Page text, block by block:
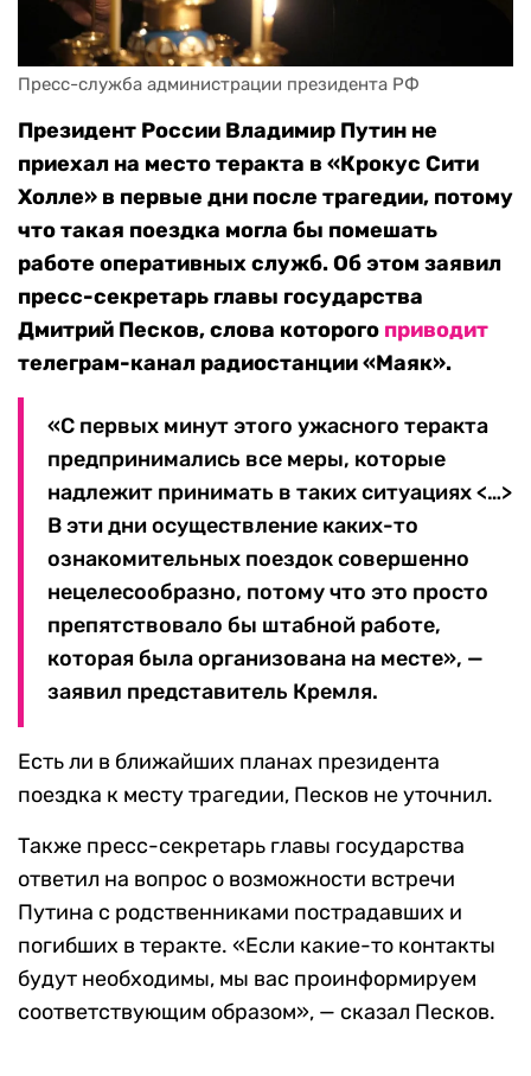
Пресс-служба администрации президента РФ
Президент России Владимир Путин не
приехал на место теракта в «Крокус Сити
Холле» в первые дни после трагедии, потому
что такая поездка могла бы помешать
работе оперативных служб. Об этом заявил
пресс-секретарь главы государства
Дмитрий Песков, слова которого приводит
телеграм-канал радиостанции «Маяк».
«С первых минут этого ужасного теракта
предпринимались все меры, которые
надлежит принимать в таких ситуациях <…>
В эти дни осуществление каких-то
ознакомительных поездок совершенно
нецелесообразно, потому что это просто
препятствовало бы штабной работе,
которая была организована на месте», —
заявил представитель Кремля.
Есть ли в ближайших планах президента
поездка к месту трагедии, Песков не уточнил.
Также пресс-секретарь главы государства
ответил на вопрос о возможности встречи
Путина с родственниками пострадавших и
погибших в теракте. «Если какие-то контакты
будут необходимы, мы вас проинформируем
соответствующим образом», — сказал Песков.